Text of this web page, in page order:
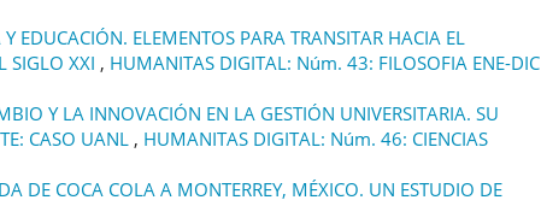
EDUCACIÓN. ELEMENTOS PARA TRANSITAR HACIA EL
SIGLO XXI , HUMANITAS DIGITAL: Núm. 43: FILOSOFIA ENE-DIC
Y LA INNOVACIÓN EN LA GESTIÓN UNIVERSITARIA. SU
CASO UANL , HUMANITAS DIGITAL: Núm. 46: CIENCIAS
DE COCA COLA A MONTERREY, MÉXICO. UN ESTUDIO DE